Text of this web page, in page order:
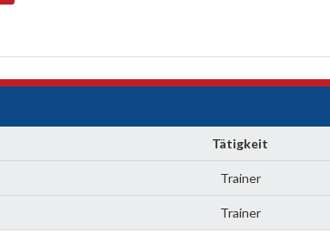
Tätigkeit
Trainer
Trainer